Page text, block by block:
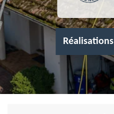
Réalisations